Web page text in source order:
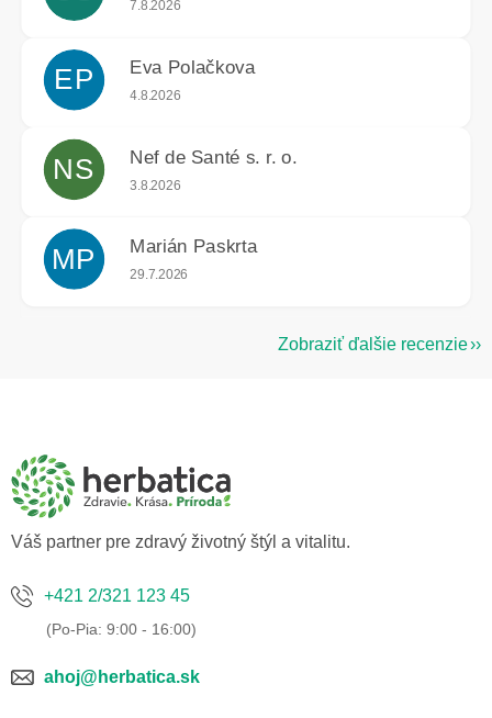
7.8.2026
EP Eva Polačkova
Hodnotenie obchodu je 5 z 5 hviezdičiek.
4.8.2026
NS Nef de Santé s. r. o.
Hodnotenie obchodu je 5 z 5 hviezdičiek.
3.8.2026
MP Marián Paskrta
Hodnotenie obchodu je 5 z 5 hviezdičiek.
29.7.2026
Zobraziť ďalšie recenzie
Váš partner pre zdravý životný štýl a vitalitu.
+421 2/321 123 45
ahoj@herbatica.sk